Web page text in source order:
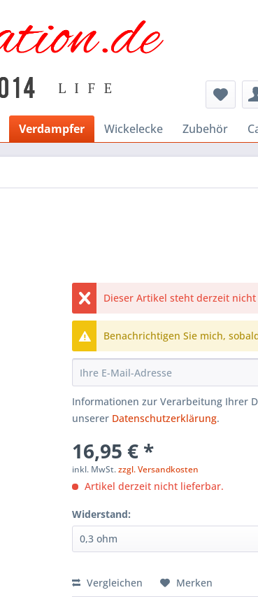
Verdampfer Wickelecke Zubehör
Dieser Artikel steht derzeit
Benachrichtigen Sie mich,
Informationen zur Verarbeitung Ihrer
unserer Datenschutzerklärung.
16,95 € *
inkl. MwSt.zzgl. Versandkosten
Artikel derzeit nicht lieferbar.
Widerstand:
Vergleichen Merken